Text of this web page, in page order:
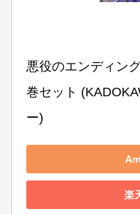
悪役のエンディン
巻セット
ー)
楽